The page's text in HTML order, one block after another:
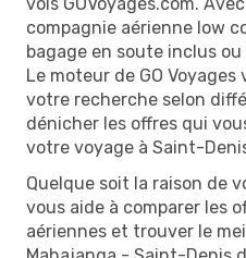
compagnie aérienne low
bagage en soute inclus
Le moteur de GO
votre recherche selon
dénicher les offres qui
votre voyage à Saint-
Quelque soit la raison de
vous aide à comparer les
aériennes et trouver le